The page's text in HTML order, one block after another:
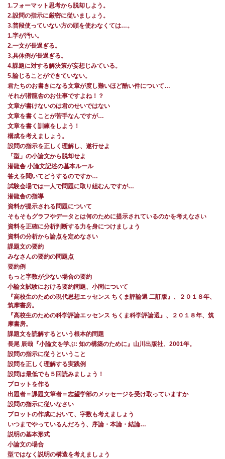
1.フォーマット思考から脱却しよう。
2.設問の指示に厳密に従いましょう。
3.普段使っていない方の頭を使わなくては…。
1.字が汚い。
2.一文が長過ぎる。
3.具体例が長過ぎる。
4.課題に対する解決策が妄想じみている。
5.論じることができていない。
君たちのお書きになる文章が度し難いほど酷い件について…
それが潜龍舎のお仕事ですよね！？
文章が書けないのは君のせいではない
文章を書くことが苦手なんですが…
文章を書く訓練をしよう！
構成を考えましょう。
設問の指示を正しく理解し、遂行せよ
「型」の小論文から脱却せよ
潜龍舎 小論文記述の基本ルール
答えを聞いてどうするのですか…
試験会場では一人で問題に取り組むんですが…
潜龍舎の指導
資料が提示される問題について
そもそもグラフやデータとは何のために提示されているのかを考えなさい
資料を正確に分析判断する力を身につけましょう
資料の分析から論点を定めなさい
課題文の要約
みなさんの要約の問題点
要約例
もっと字数が少ない場合の要約
小論文試験における要約問題、小問について
『高校生のための現代思想エッセンス ちくま評論選 二訂版』、２０１８年、
筑摩書房。
『高校生のための科学評論エッセンス ちくま科学評論選』、２０１８年、筑
摩書房。
課題文を読解するという根本的問題
長尾 辰哉『小論文を学ぶ: 知の構築のために』山川出版社、2001年。
設問の指示に従うということ
設問を正しく理解する実践例
設問は最低でも５回読みましょう！
プロットを作る
出題者＝課題文筆者＝志望学部のメッセージを受け取っていますか
設問の指示に従いなさい
プロットの作成において、字数も考えましょう
いつまでやっているんだろう、序論・本論・結論…
説明の基本形式
小論文の場合
型ではなく説明の構造を考えましょう